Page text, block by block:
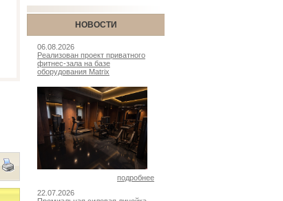
НОВОСТИ
06.08.2026
Реализован проект приватного
фитнес-зала на базе
оборудования Matrix
подробнее
22.07.2026